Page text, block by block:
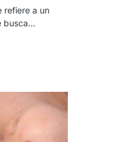
refiere a un
busca…